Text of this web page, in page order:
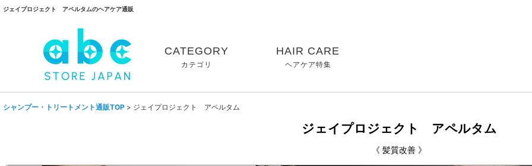
ジェイプロジェクト アペルタムのヘアケア通販
CATEGORY
カテゴリ
HAIR CARE
ヘアケア特集
シャンプー・トリートメント通販TOP > ジェイプロジェクト アペルタム
ジェイプロジェクト アペルタム
《 髪質改善 》